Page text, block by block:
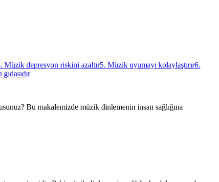
Müzik depresyon riskini azaltır5. Müzik uyumayı kolaylaştırır6.
Bu makalemizde müzik dinlemenin insan sağlığına